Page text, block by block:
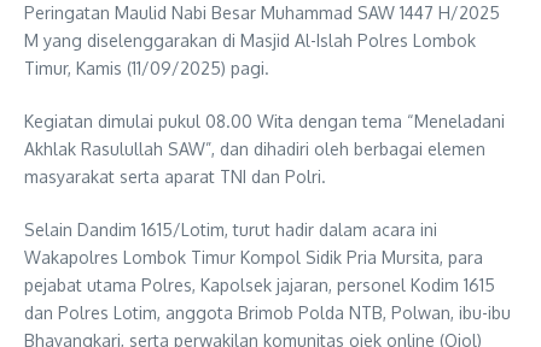
Peringatan Maulid Nabi Besar Muhammad SAW 1447 H/2025
M yang diselenggarakan di Masjid Al-Islah Polres Lombok
Timur, Kamis (11/09/2025) pagi.
Kegiatan dimulai pukul 08.00 Wita dengan tema “Meneladani
Akhlak Rasulullah SAW”, dan dihadiri oleh berbagai elemen
masyarakat serta aparat TNI dan Polri.
Selain Dandim 1615/Lotim, turut hadir dalam acara ini
Wakapolres Lombok Timur Kompol Sidik Pria Mursita, para
pejabat utama Polres, Kapolsek jajaran, personel Kodim 1615
dan Polres Lotim, anggota Brimob Polda NTB, Polwan, ibu-ibu
Bhayangkari, serta perwakilan komunitas ojek online (Ojol)